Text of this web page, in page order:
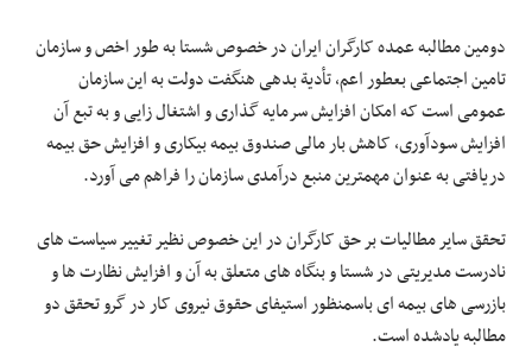
دومین مطالبه عمده کارگران ایران در خصوص شستا به طور اخص و سازمان
تامین اجتماعی بعطور اعم، تأدیة بدهی هنگفت دولت به این سازمان
عمومی است که امکان افزایش سرمایه گذاری و اشتغال زایی و به تبع آن
افزایش سودآوری، کاهش بار مالی صندوق بیمه بیکاری و افزایش حق بیمه
دریافتی به عنوان مهمترین منبع درآمدی سازمان را فراهم می آورد.
تحقق سایر مطالیات بر حق کارگران در این خصوص نظیر تغییر سیاست های
نادرست مدیریتی در شستا و بنگاه های متعلق به آن و افزایش نظارت ها و
بازرسی های بیمه ای باسمنظور استیفای حقوق نیروی کار در گرو تحقق دو
مطالبه یادشده است.